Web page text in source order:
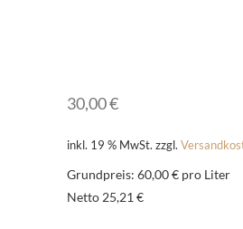
30,00€
inkl. 19 % MwSt. zzgl.
Grundpreis: 60,00 € pro Liter
Netto 25,21 €